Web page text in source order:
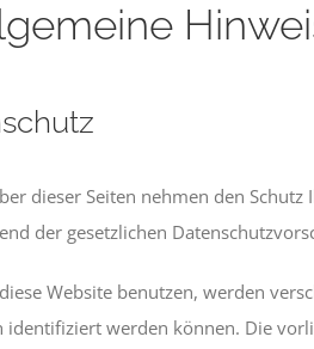
dieser Seiten nehmen den
der gesetzlichen
Website benutzen, werden
identifiziert werden können. Die